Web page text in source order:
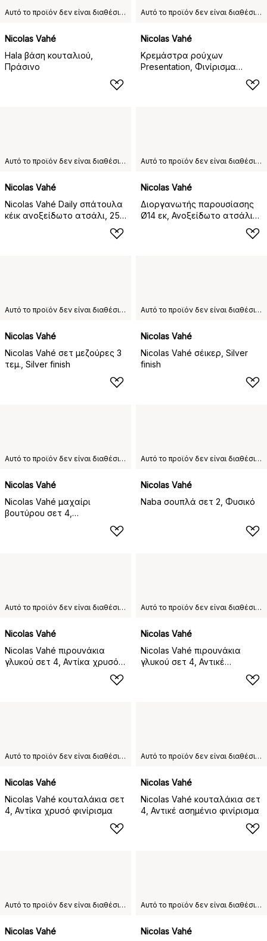
Αυτό το προϊόν δεν είναι διαθέσιμο στη χώρα παράδοσης που έχετε επιλέξει.
Nicolas Vahé
Hala βάση κουταλιού,
Πράσινο
Αυτό το προϊόν δεν είναι διαθέσιμο στη χώρα παράδοσης που έχετε επιλέξει.
Nicolas Vahé
Κρεμάστρα ρούχων
Presentation, Φινίρισμα
Αυτό το προϊόν δεν είναι διαθέσιμο στη χώρα παράδοσης που έχετε επιλέξει.
Nicolas Vahé
Nicolas Vahé Daily σπάτουλα
κέικ ανοξείδωτο ατσάλι, 25
Αυτό το προϊόν δεν είναι διαθέσιμο στη χώρα παράδοσης που έχετε επιλέξει.
Nicolas Vahé
Διοργανωτής παρουσίασης
Ø14 εκ, Ανοξείδωτο ατσάλι-
Αυτό το προϊόν δεν είναι διαθέσιμο στη χώρα παράδοσης που έχετε επιλέξει.
Nicolas Vahé
Nicolas Vahé σετ μεζούρες 3
τεμ., Silver finish
Αυτό το προϊόν δεν είναι διαθέσιμο στη χώρα παράδοσης που έχετε επιλέξει.
Nicolas Vahé
Nicolas Vahé σέικερ, Silver
finish
Αυτό το προϊόν δεν είναι διαθέσιμο στη χώρα παράδοσης που έχετε επιλέξει.
Nicolas Vahé
Nicolas Vahé μαχαίρι
βουτύρου σετ 4,
Αυτό το προϊόν δεν είναι διαθέσιμο στη χώρα παράδοσης που έχετε επιλέξει.
Nicolas Vahé
Naba σουπλά σετ 2, Φυσικό
Αυτό το προϊόν δεν είναι διαθέσιμο στη χώρα παράδοσης που έχετε επιλέξει.
Nicolas Vahé
Nicolas Vahé πιρουνάκια
γλυκού σετ 4, Αντίκα χρυσό
Αυτό το προϊόν δεν είναι διαθέσιμο στη χώρα παράδοσης που έχετε επιλέξει.
Nicolas Vahé
Nicolas Vahé πιρουνάκια
γλυκού σετ 4, Αντικέ
Αυτό το προϊόν δεν είναι διαθέσιμο στη χώρα παράδοσης που έχετε επιλέξει.
Nicolas Vahé
Nicolas Vahé κουταλάκια σετ
4, Αντίκα χρυσό φινίρισμα
Αυτό το προϊόν δεν είναι διαθέσιμο στη χώρα παράδοσης που έχετε επιλέξει.
Nicolas Vahé
Nicolas Vahé κουταλάκια σετ
4, Αντικέ ασημένιο φινίρισμα
Αυτό το προϊόν δεν είναι διαθέσιμο στη χώρα παράδοσης που έχετε επιλέξει.
Nicolas Vahé
Αυτό το προϊόν δεν είναι διαθέσιμο στη χώρα παράδοσης που έχετε επιλέξει.
Nicolas Vahé